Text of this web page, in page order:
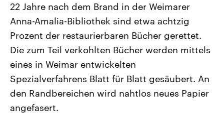
Landtagswahl Sachsen-Anhalt
2026
Alle Informationen
Sachsen-Anhalt wählt am 6.
September 2026 einen neuen
Bundesland von einer Koalition aus
Umfragen, Prognosen,
Wahlprogramme, aktuelle Berichte
und Hintergründe zu den Parteien
USA
Aktuelle Beiträge,
Hintergründe
Wirtschaftlich und
gehören die Vereinigten
mit großem Einfluss auf
Sendungen
22 Jahre nach dem Brand in der Weimarer
Anna-Amalia-Bibliothek sind etwa achtzig
Prozent der restaurierbaren Bücher gerettet.
Die zum Teil verkohlten Bücher werden mittels
eines in Weimar entwickelten
Spezialverfahrens Blatt für Blatt gesäubert. An
den Randbereichen wird nahtlos neues Papier
angefasert.